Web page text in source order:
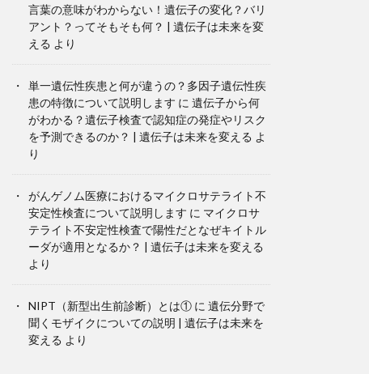
言葉の意味がわからない！遺伝子の変化？バリ
アント？ってそもそも何？ | 遺伝子は未来を変
える より
単一遺伝性疾患と何が違うの？多因子遺伝性疾
患の特徴について説明します に 遺伝子から何
がわかる？遺伝子検査で認知症の発症やリスク
を予測できるのか？ | 遺伝子は未来を変える よ
り
がんゲノム医療におけるマイクロサテライト不
安定性検査について説明します に マイクロサ
テライト不安定性検査で陽性だとなぜキイトル
ーダが適用となるか？ | 遺伝子は未来を変える
より
NIPT（新型出生前診断）とは① に 遺伝分野で
聞くモザイクについての説明 | 遺伝子は未来を
変える より